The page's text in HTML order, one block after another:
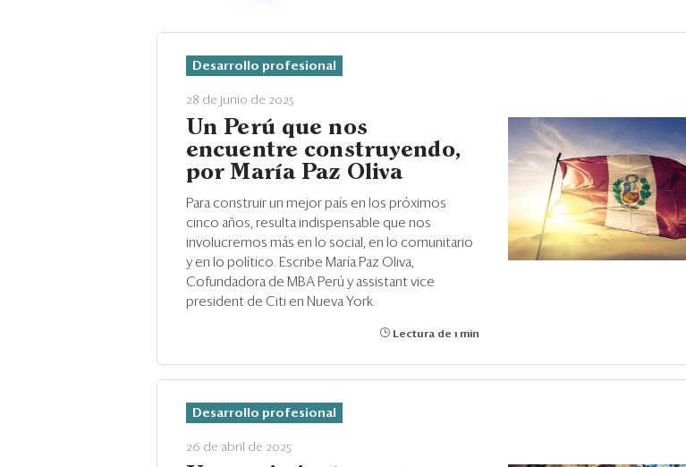
Desarrollo profesional
28 de junio de 2025
Un Perú que nos
encuentre construyendo,
por María Paz Oliva
Para construir un mejor país en los próximos
cinco años, resulta indispensable que nos
involucremos más en lo social, en lo comunitario
y en lo político. Escribe María Paz Oliva,
Cofundadora de MBA Perú y assistant vice
president de Citi en Nueva York.
Lectura de 1 min
Desarrollo profesional
26 de abril de 2025